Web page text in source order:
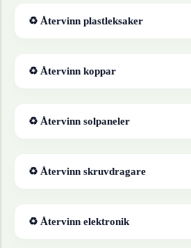
♻ Återvinn plastleksaker
♻ Återvinn koppar
♻ Återvinn solpaneler
♻ Återvinn skruvdragare
♻ Återvinn elektronik